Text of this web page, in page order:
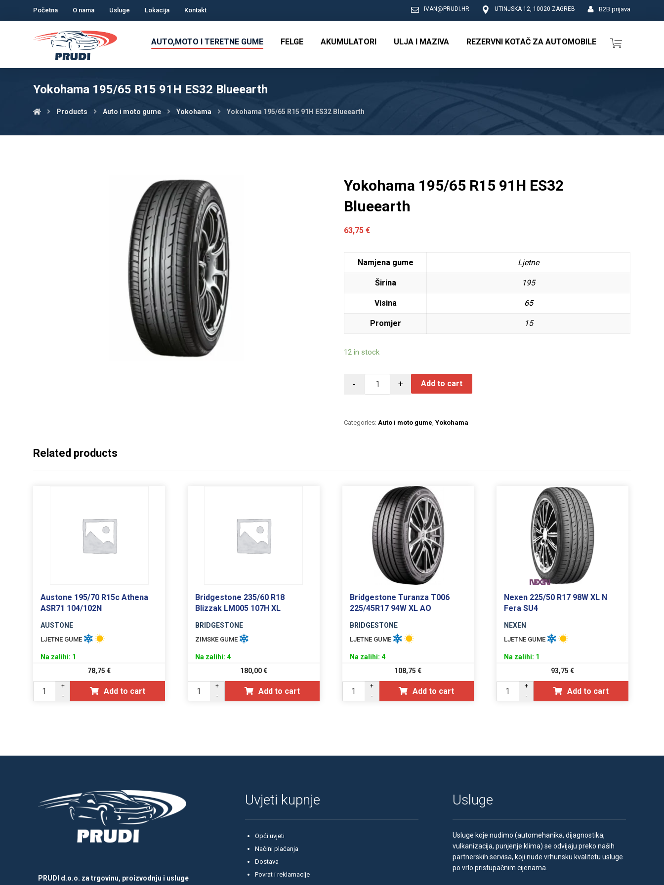
Početna O nama Usluge Lokacija Kontakt B2B prijava
UTINJSKA 12, 10020 ZAGREB
IVAN@PRUDI.HR
AUTO,MOTO I TERETNE GUME FELGE AKUMULATORI ULJA I MAZIVA REZERVNI KOTAČ ZA AUTOMOBILE
Yokohama 195/65 R15 91H ES32 Blueearth
Products Auto i moto gume Yokohama Yokohama 195/65 R15 91H ES32 Blueearth
Yokohama 195/65 R15 91H ES32
Blueearth
63,75€
Namjena gume Ljetne
Širina 195
Visina 65
Promjer 15
12 in stock
- + Add to cart
Categories: Auto i moto gume ,Yokohama
Related products
Austone 195/70 R15c Athena
ASR71 104/102N
AUSTONE
LJETNE GUME
Na zalihi: 1
78,75€
+
-
Add to cart
Bridgestone 235/60 R18
Blizzak LM005 107H XL
BRIDGESTONE
ZIMSKE GUME
Na zalihi: 4
180,00€
+
-
Add to cart
Bridgestone Turanza T006
225/45R17 94W XL AO
BRIDGESTONE
LJETNE GUME
Na zalihi: 4
108,75€
+
-
Add to cart
Nexen 225/50 R17 98W XL N
Fera SU4
NEXEN
LJETNE GUME
Na zalihi: 1
93,75€
+
-
Add to cart
PRUDI d.o.o. za trgovinu, proizvodnju i usluge
Uvjeti kupnje
Opći uvjeti
Načini plaćanja
Dostava
Povrat i reklamacije
Usluge
Usluge koje nudimo (automehanika, dijagnostika,
vulkanizacija, punjenje klima) se odvijaju preko naših
partnerskih servisa, koji nude vrhunsku kvalitetu usluge
po vrlo pristupačnim cijenama.